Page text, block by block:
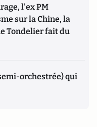
l'ex PM
sur la Chine, la
Tondelier fait du
orchestrée) qui